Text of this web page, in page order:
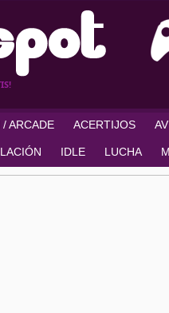
ARCADE ACERTIJOS
IDLE LUCHA